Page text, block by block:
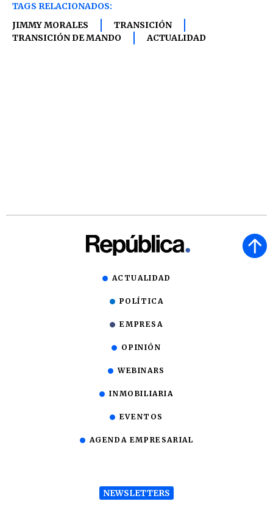
TAGS RELACIONADOS:
JIMMY MORALES
TRANSICIÓN
TRANSICIÓN DE MANDO
ACTUALIDAD
ACTUALIDAD
POLÍTICA
EMPRESA
OPINIÓN
WEBINARS
INMOBILIARIA
EVENTOS
AGENDA EMPRESARIAL
NEWSLETTERS